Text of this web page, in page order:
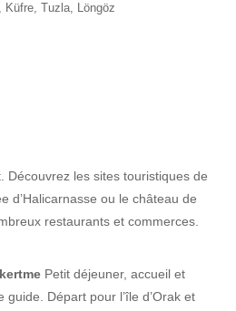
Küfre, Tuzla, Löngöz
Découvrez les sites touristiques de
d’Halicarnasse ou le château de
restaurants et commerces.
Petit déjeuner, accueil et
Départ pour l’île d’Orak et